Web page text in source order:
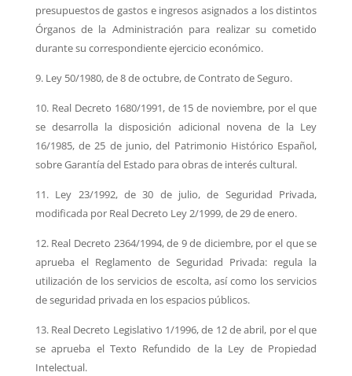
presupuestos de gastos e ingresos asignados a los distintos
Órganos de la Administración para realizar su cometido
durante su correspondiente ejercicio económico.
9. Ley 50/1980, de 8 de octubre, de Contrato de Seguro.
10. Real Decreto 1680/1991, de 15 de noviembre, por el que
se desarrolla la disposición adicional novena de la Ley
16/1985, de 25 de junio, del Patrimonio Histórico Español,
sobreGarantía del Estado para obras de interés cultural.
11. Ley 23/1992, de 30 de julio, de Seguridad Privada,
modificada por Real Decreto Ley2/1999, de 29 de enero.
12. Real Decreto 2364/1994, de 9 de diciembre, por el que se
aprueba el Reglamento deSeguridad Privada: regula la
utilización de los servicios de escolta, así como los servicios
deseguridad privada en los espacios públicos.
13. Real Decreto Legislativo 1/1996, de 12 de abril, por el que
se aprueba el Texto Refundido de la Ley de Propiedad
Intelectual.